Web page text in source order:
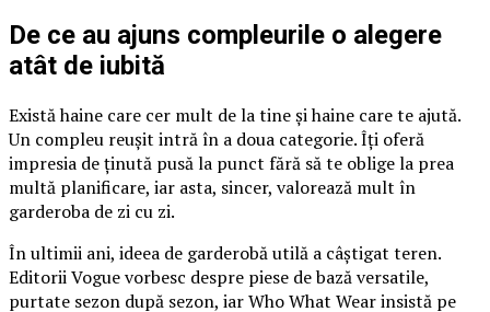
De ce au ajuns compleurile o alegere
atât de iubită
Există haine care cer mult de la tine și haine care te ajută.
Un compleu reușit intră în a doua categorie. Îți oferă
impresia de ținută pusă la punct fără să te oblige la prea
multă planificare, iar asta, sincer, valorează mult în
garderoba de zi cu zi.
În ultimii ani, ideea de garderobă utilă a câștigat teren.
Editorii Vogue vorbesc despre piese de bază versatile,
purtate sezon după sezon, iar Who What Wear insistă pe